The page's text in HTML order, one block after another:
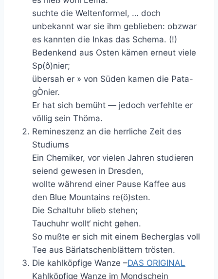
suchte die Weltenformel, … doch
unbekannt war sie ihm geblieben: obzwar
es kannten die Inkas das Schema. (!)
Bedenkend aus Osten kämen erneut viele
Sp(ô)nier;
übersah er » von Süden kamen die Pata-
gÒnier.
Er hat sich bemüht — jedoch verfehlte er
völlig sein Thöma.
Remineszenz an die herrliche Zeit des
Studiums
Ein Chemiker, vor vielen Jahren studieren
seiend gewesen in Dresden,
wollte während einer Pause Kaffee aus
den Blue Mountains re(ö)sten.
Die Schaltuhr blieb stehen;
Tauchuhr wollt‘ nicht gehen.
So mußte er sich mit einem Becherglas voll
Tee aus Bärlatschenblättern trösten.
Die kahlköpfige Wanze –DAS ORIGINAL
Kahlköpfige Wanze im Mondschein